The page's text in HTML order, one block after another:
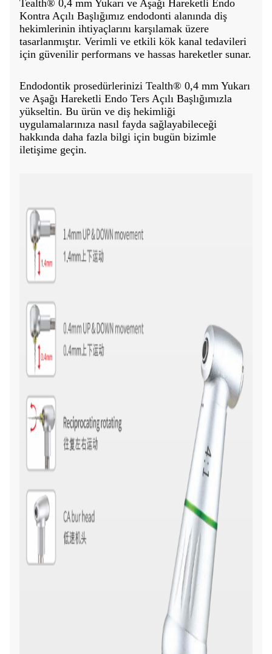
Tealth® 0,4 mm Yukarı ve Aşağı Hareketli Endo
Kontra Açılı Başlığımız endodonti alanında diş
hekimlerinin ihtiyaçlarını karşılamak üzere
tasarlanmıştır. Verimli ve etkili kök kanal tedavileri
için güvenilir performans ve hassas hareketler sunar.
Endodontik prosedürlerinizi Tealth® 0,4 mm Yukarı
ve Aşağı Hareketli Endo Ters Açılı Başlığımızla
yükseltin. Bu ürün ve diş hekimliği
uygulamalarınıza nasıl fayda sağlayabileceği
hakkında daha fazla bilgi için bugün bizimle
iletişime geçin.